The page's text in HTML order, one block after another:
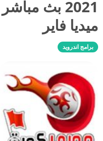
ميديا فاير
برامج اندرويد